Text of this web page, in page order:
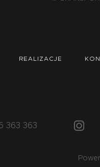
REALIZACJE
363 363